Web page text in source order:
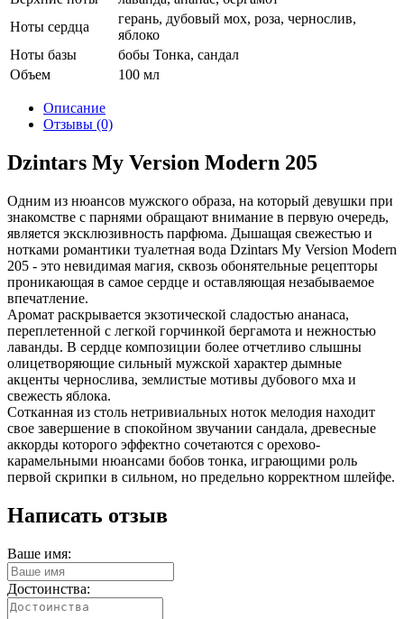
Ноты сердца
герань, дубовый мох, роза, чернослив,
яблоко
Ноты базы
бобы Тонка, сандал
Объем
100 мл
Описание
Отзывы (0)
Dzintars My Version Modern 205
Одним из нюансов мужского образа, на который девушки при
знакомстве с парнями обращают внимание в первую очередь,
является эксклюзивность парфюма. Дышащая свежестью и
нотками романтики туалетная вода Dzintars My Version Modern
205 - это невидимая магия, сквозь обонятельные рецепторы
проникающая в самое сердце и оставляющая незабываемое
впечатление.
Аромат раскрывается экзотической сладостью ананаса,
переплетенной с легкой горчинкой бергамота и нежностью
лаванды. В сердце композиции более отчетливо слышны
олицетворяющие сильный мужской характер дымные
акценты чернослива, землистые мотивы дубового мха и
свежесть яблока.
Сотканная из столь нетривиальных ноток мелодия находит
свое завершение в спокойном звучании сандала, древесные
аккорды которого эффектно сочетаются с орехово-
карамельными нюансами бобов тонка, играющими роль
первой скрипки в сильном, но предельно корректном шлейфе.
Написать отзыв
Ваше имя:
Достоинства: